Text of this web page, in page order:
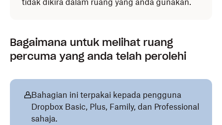
tindakan jika pasukan anda kekurangan ruang.
Urus simpanan :
anda ingin uruskan.
KlikLagi.
KlikUrus simpanan
tidak dikira dalam ruang yang anda gunakan.
Bagaimana untuk melihat ruang
percuma yang anda telah perolehi
Bahagian ini terpakai kepada pengguna
Dropbox Basic, Plus, Family, dan Professional
sahaja.